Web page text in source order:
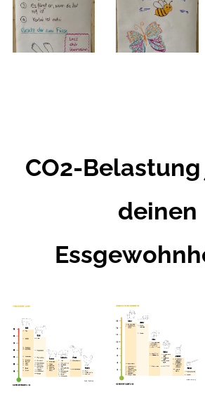
CO2-
deinen